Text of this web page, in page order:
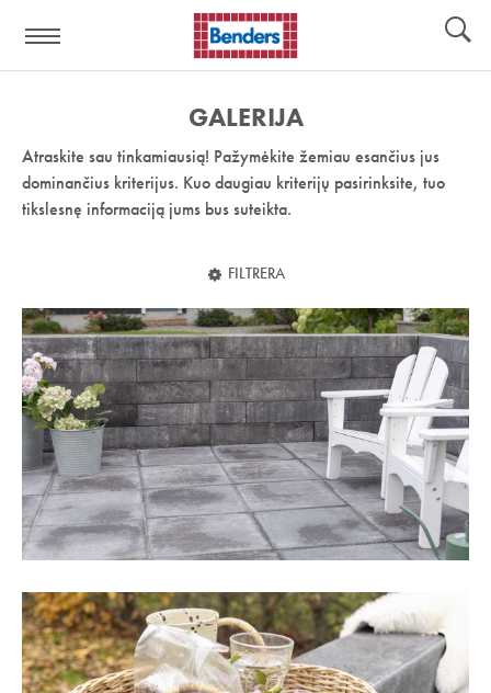
nuoroda:
GALERIJA
Atraskite sau tinkamiausią! Pažymėkite žemiau esančius jus
dominančius kriterijus. Kuo daugiau kriterijų pasirinksite, tuo
tikslesnę informaciją jums bus suteikta.
FILTRERA